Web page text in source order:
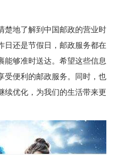
楚地了解到中国邮政的营业时
日还是节假日，邮政服务都在
能够准时送达。希望这些信息
受便利的邮政服务。同时，也
续优化，为我们的生活带来更